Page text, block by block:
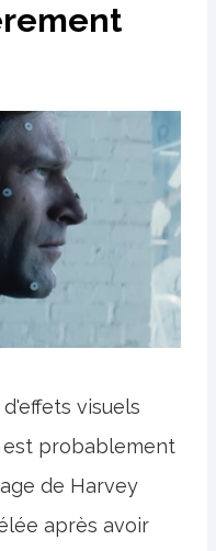
visuels
est probablement
de Harvey
après avoir